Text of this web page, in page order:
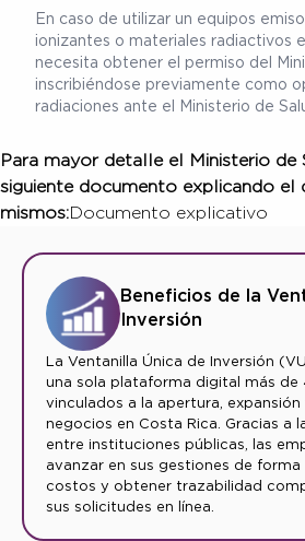
En caso de utilizar un equipos
ionizantes o materiales radiactivos
necesita obtener el permiso del
inscribiéndose previamente como
radiaciones ante el Ministerio de
Para mayor detalle el Ministerio de
siguiente documento explicando el
mismos:Documento explicativo
Beneficios de la
Inversión
La Ventanilla Única de Inversión
una sola plataforma digital más
vinculados a la apertura,
negocios en Costa Rica. Gracias a
entre instituciones públicas, las
avanzar en sus gestiones de
costos y obtener trazabilidad
sus solicitudes en línea.